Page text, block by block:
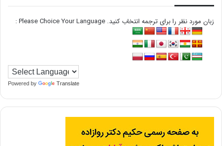
زبان مورد نظر را برای ترجمه انتخاب کنید. Please Choice Your Language :
Powered by Translate